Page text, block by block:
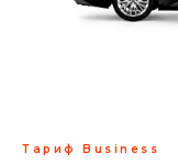
Тариф Business